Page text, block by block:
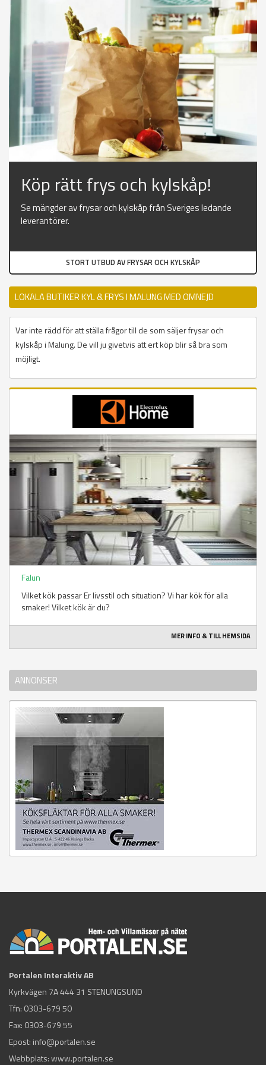
Köp rätt frys och kylskåp!
Se mängder av frysar och kylskåp från Sveriges ledande
leverantörer.
STORT UTBUD AV FRYSAR OCH KYLSKÅP
LOKALA BUTIKER KYL & FRYS I MALUNG MED OMNEJD
Var inte rädd för att ställa frågor till de som säljer frysar och
kylskåp i Malung. De vill ju givetvis att ert köp blir så bra som
möjligt.
Falun
Vilket kök passar Er livsstil och situation? Vi har kök för alla
smaker! Vilket kök är du?
MER INFO & TILL HEMSIDA
ANNONSER
Portalen Interaktiv AB
Kyrkvägen 7A 444 31 STENUNGSUND
Tfn: 0303-679 50
Fax: 0303-679 55
Epost: info@portalen.se
Webbplats: www.portalen.se